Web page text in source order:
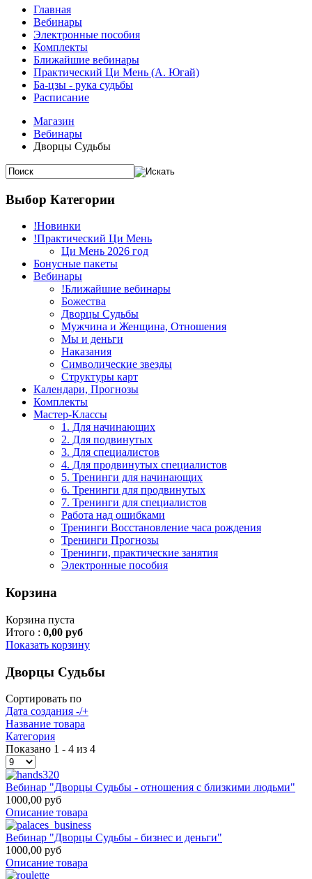
Главная
Вебинары
Электронные пособия
Комплекты
Ближайшие вебинары
Практический Ци Мень (А. Югай)
Ба-цзы - рука судьбы
Расписание
Магазин
Вебинары
Дворцы Судьбы
Выбор Категории
!Новинки
!Практический Ци Мень
Ци Мень 2026 год
Бонусные пакеты
Вебинары
!Ближайшие вебинары
Божества
Дворцы Судьбы
Мужчина и Женщина, Отношения
Мы и деньги
Наказания
Символические звезды
Структуры карт
Календари, Прогнозы
Комплекты
Мастер-Классы
1. Для начинающих
2. Для подвинутых
3. Для специалистов
4. Для продвинутых специалистов
5. Тренинги для начинающих
6. Тренинги для продвинутых
7. Тренинги для специалистов
Работа над ошибками
Тренинги Восстановление часа рождения
Тренинги Прогнозы
Тренинги, практические занятия
Электронные пособия
Корзина
Корзина пуста
Итого : 0,00 руб
Показать корзину
Дворцы Судьбы
Сортировать по
Дата создания -/+
Название товара
Категория
Показано 1 - 4 из 4
Вебинар "Дворцы Судьбы - отношения с близкими людьми"
1000,00 руб
Описание товара
Вебинар "Дворцы Судьбы - бизнес и деньги"
1000,00 руб
Описание товара